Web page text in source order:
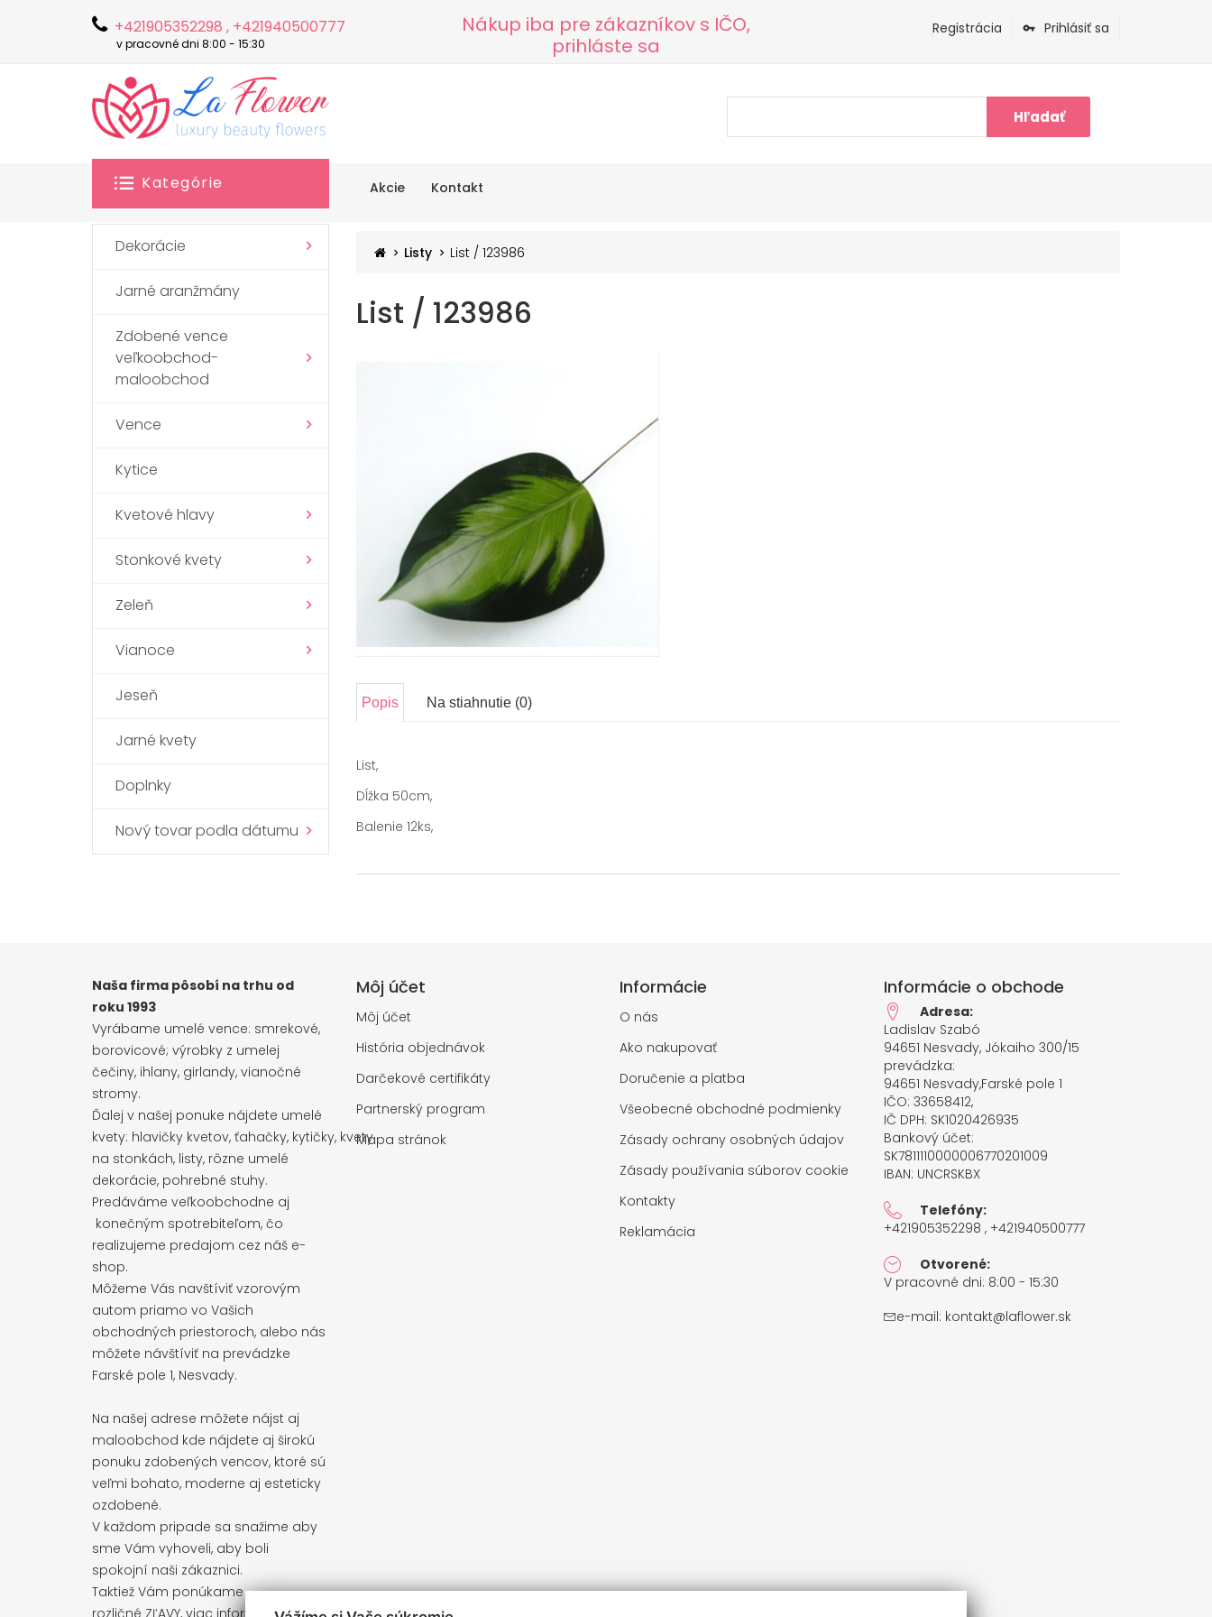
+421905352298 , +421940500777
v pracovné dni 8:00 - 15:30
Nákup iba pre zákazníkov s IČO,
prihláste sa
Registrácia Prihlásiť sa
Hľadať
Kategórie Akcie Kontakt
Dekorácie
Jarné aranžmány
Zdobené vence
veľkoobchod-
maloobchod
Vence
Kytice
Kvetové hlavy
Stonkové kvety
Zeleň
Vianoce
Jeseň
Jarné kvety
Doplnky
Nový tovar podla dátumu
Listy List / 123986
List / 123986
Popis Na stiahnutie (0)
List,
Dĺžka 50cm,
Balenie 12ks,
Naša firma pôsobí na trhu od
roku 1993
Vyrábame umelé vence: smrekové,
borovicové; výrobky z umelej
čečiny, ihlany, girlandy, vianočné
stromy.
Ďalej v našej ponuke nájdete umelé
kvety: hlavičky kvetov, ťahačky, kytičky, kvety
na stonkách, listy, rôzne umelé
dekorácie, pohrebné stuhy.
Predáváme veľkoobchodne aj
konečným spotrebiteľom, čo
realizujeme predajom cez náš e-
shop.
Môžeme Vás navštíviť vzorovým
autom priamo vo Vašich
obchodných priestoroch, alebo nás
môžete návštíviť na prevádzke
Farské pole 1, Nesvady.
Na našej adrese môžete nájst aj
maloobchod kde nájdete aj širokú
ponuku zdobených vencov, ktoré sú
veľmi bohato, moderne aj esteticky
ozdobené.
V každom pripade sa snažime aby
sme Vám vyhoveli, aby boli
spokojní naši zákaznici.
Taktiež Vám ponúkame
rozličné ZĽAVY, viac informácií
Môj účet
Môj účet
História objednávok
Darčekové certifikáty
Partnerský program
Mapa stránok
Informácie
O nás
Ako nakupovať
Doručenie a platba
Všeobecné obchodné podmienky
Zásady ochrany osobných údajov
Zásady používania súborov cookie
Kontakty
Reklamácia
Informácie o obchode
Adresa:
Ladislav Szabó
94651 Nesvady, Jókaiho 300/15
prevádzka:
94651 Nesvady,Farské pole 1
IČO: 33658412,
IČ DPH: SK1020426935
Bankový účet:
SK7811110000006770201009
IBAN: UNCRSKBX
Telefóny:
+421905352298 , +421940500777
Otvorené:
V pracovné dni: 8:00 - 15:30
e-mail: kontakt@laflower.sk